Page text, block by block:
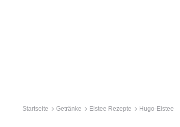
Startseite Getränke Eistee Rezepte Hugo-Eistee